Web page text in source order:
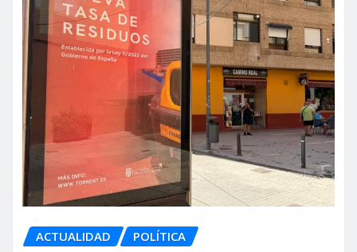
ACTUALIDAD POLÍTICA